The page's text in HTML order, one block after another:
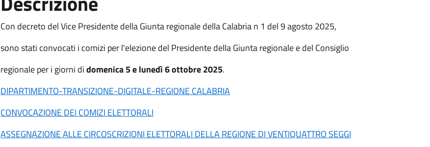
Con decreto del Vice Presidente della Giunta regionale della Calabria n 1 del 9 agosto 2025,
sono stati convocati i comizi per l'elezione del Presidente della Giunta regionale e del Consiglio
regionale per i giorni didomenica 5 e lunedì 6 ottobre 2025.
DIPARTIMENTO-TRANSIZIONE-DIGITALE-REGIONE CALABRIA
CONVOCAZIONE DEI COMIZI ELETTORALI
ASSEGNAZIONE ALLE CIRCOSCRIZIONI ELETTORALI DELLA REGIONE DI VENTIQUATTRO SEGGI